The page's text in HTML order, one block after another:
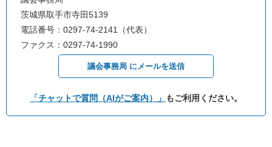
茨城県取手市寺田5139
電話番号：0297-74-2141（代表）
ファクス：0297-74-1990
議会事務局 にメールを送信
「チャットで質問（AIがご案内）」 もご利用ください。